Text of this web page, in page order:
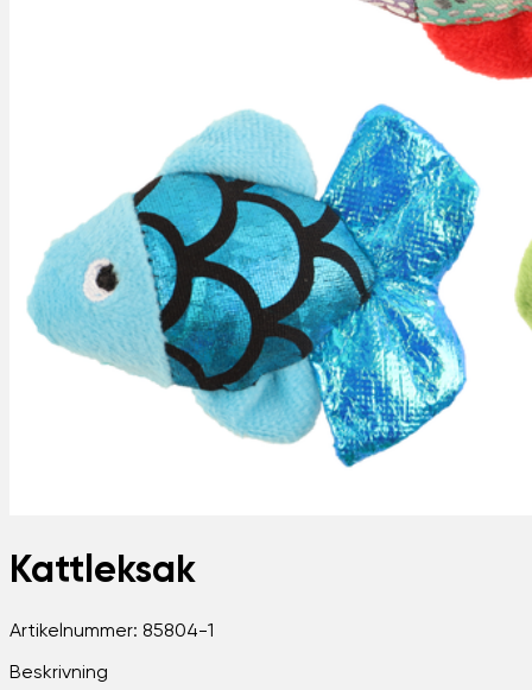
Kattleksak
Artikelnummer: 85804-1
Beskrivning